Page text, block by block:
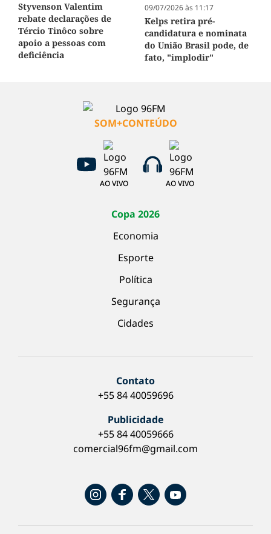
Styvenson Valentim
rebate declarações de
Tércio Tinôco sobre
apoio a pessoas com
deficiência
09/07/2026 às 11:17
Kelps retira pré-
candidatura e nominata
do União Brasil pode, de
fato, "implodir"
SOM+CONTEÚDO
AO VIVO AO VIVO
Copa 2026
Economia
Esporte
Política
Segurança
Cidades
Contato
+55 84 40059696
Publicidade
+55 84 40059666
comercial96fm@gmail.com